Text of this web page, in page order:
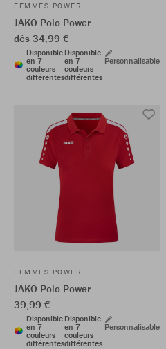
FEMMES POWER
JAKO Polo Power
dès 34,99 €
Disponible
en 7
couleurs
différentes
Disponible
en 7
couleurs
différentes
Personnalisable
FEMMES POWER
JAKO Polo Power
39,99 €
Disponible
en 7
couleurs
différentes
Disponible
en 7
couleurs
différentes
Personnalisable